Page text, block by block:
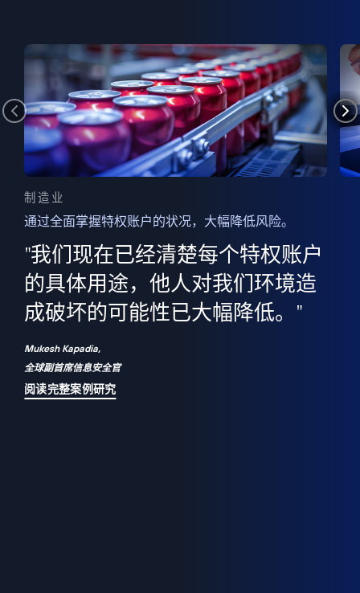
制造业
通过全面掌握特权账户的状况，大幅降低风险。
"我们现在已经清楚每个特权账户
的具体用途，他人对我们环境造
成破坏的可能性已大幅降低。"
Mukesh Kapadia,
全球副首席信息安全官
阅读完整案例研究